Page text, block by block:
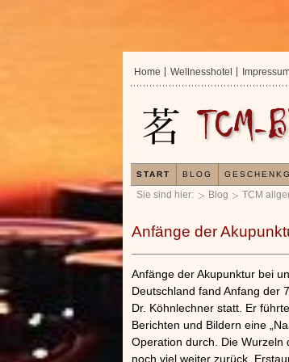
Sie sind hier: Blog TCM
Anfänge der
Anfänge der Akupunktur bei
Deutschland fand Anfang der
Dr. Köhnlechner statt. Er
Berichten und Bildern eine
Operation durch. Die Wurzeln
noch viel weiter zurück.
Home Wellnesshotel
START BLOG